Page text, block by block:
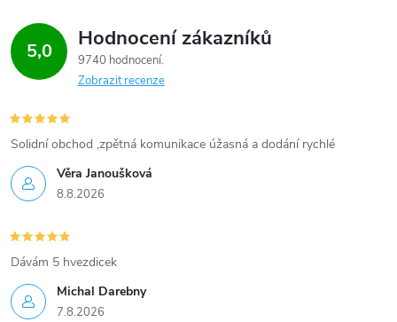
5,0 Hodnocení zákazníků
9740 hodnocení
Zobrazit recenze
Věra Janoušková
8.8.2026
Solidní obchod ,zpětná komunikace úžasná a dodání rychlé
Michal Darebny
7.8.2026
Dávám 5 hvezdicek